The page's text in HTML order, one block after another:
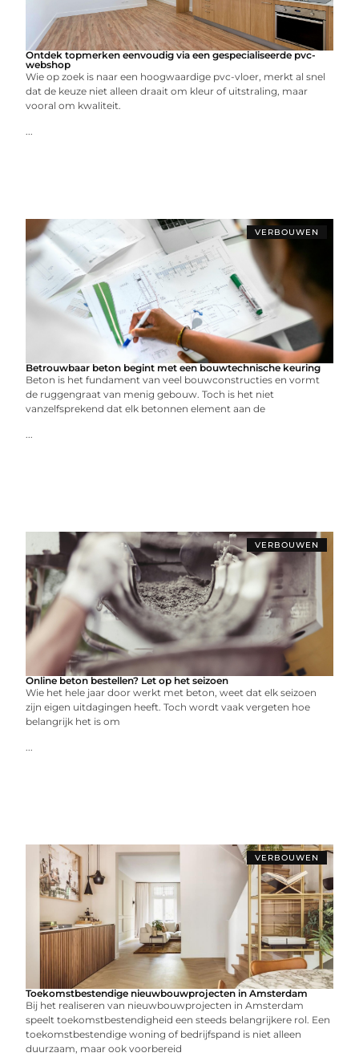
Ontdek topmerken eenvoudig via een gespecialiseerde pvc-
webshop
Wie op zoek is naar een hoogwaardige pvc-vloer, merkt al snel
dat de keuze niet alleen draait om kleur of uitstraling, maar
vooral om kwaliteit.
...
VERBOUWEN
Betrouwbaar beton begint met een bouwtechnische keuring
Beton is het fundament van veel bouwconstructies en vormt
de ruggengraat van menig gebouw. Toch is het niet
vanzelfsprekend dat elk betonnen element aan de
...
VERBOUWEN
Online beton bestellen? Let op het seizoen
Wie het hele jaar door werkt met beton, weet dat elk seizoen
zijn eigen uitdagingen heeft. Toch wordt vaak vergeten hoe
belangrijk het is om
...
VERBOUWEN
Toekomstbestendige nieuwbouwprojecten in Amsterdam
Bij het realiseren van nieuwbouwprojecten in Amsterdam
speelt toekomstbestendigheid een steeds belangrijkere rol. Een
toekomstbestendige woning of bedrijfspand is niet alleen
duurzaam, maar ook voorbereid